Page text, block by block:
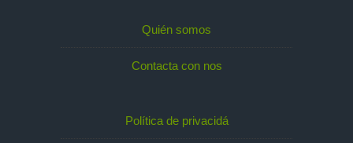
Quién somos
Contacta con nos
Política de privacidá